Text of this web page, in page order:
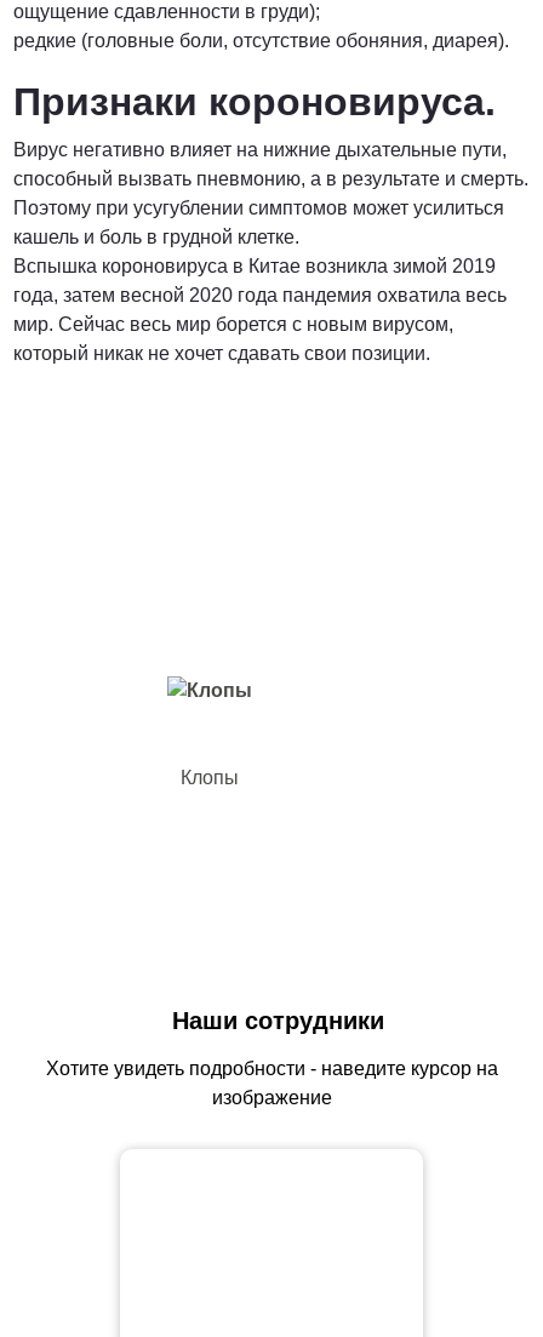
ощущение сдавленности в груди);
редкие (головные боли, отсутствие обоняния, диарея).
Признаки короновируса.
Вирус негативно влияет на нижние дыхательные пути,
способный вызвать пневмонию, а в результате и смерть.
Поэтому при усугублении симптомов может усилиться
кашель и боль в грудной клетке.
Вспышка короновируса в Китае возникла зимой 2019
года, затем весной 2020 года пандемия охватила весь
мир. Сейчас весь мир борется с новым вирусом,
который никак не хочет сдавать свои позиции.
Клопы
Наши сотрудники
Хотите увидеть подробности - наведите курсор на
изображение